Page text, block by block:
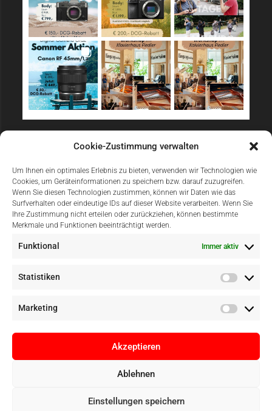
Cookie-Zustimmung verwalten
Um Ihnen ein optimales Erlebnis zu bieten, verwenden wir Technologien wie
Cookies, um Geräteinformationen zu speichern bzw. darauf zuzugreifen.
Wenn Sie diesen Technologien zustimmen, können wir Daten wie das
Surfverhalten oder eindeutige IDs auf dieser Website verarbeiten. Wenn Sie
Ihre Zustimmung nicht erteilen oder zurückziehen, können bestimmte
Merkmale und Funktionen beeinträchtigt werden.
Funktional Immer aktiv
Statistiken
Marketing
Akzeptieren
Ablehnen
Einstellungen speichern
Sicher Einkaufen